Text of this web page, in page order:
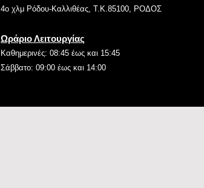
4ο χλμ Ρόδου-Καλλιθέας, Τ.Κ.85100, ΡΟΔΟΣ
Ωράριο Λειτουργίας
Καθημερινές: 08:45 έως και 15:45
Σάββατο: 09:00 έως και 14:00